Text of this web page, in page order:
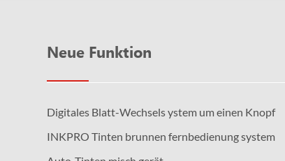
Neue Funktion
Digitales Blatt-Wechsels ystem um einen Knopf
INKPRO Tinten brunnen fernbedienung system